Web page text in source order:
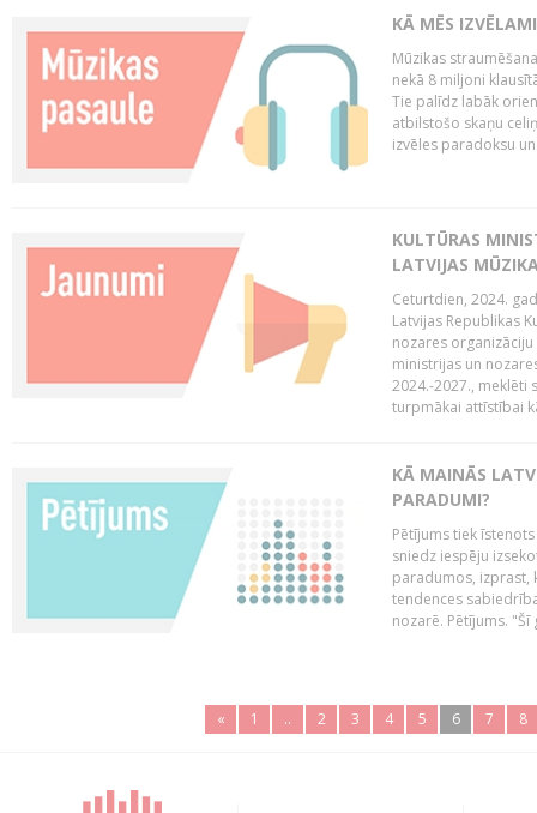
KĀ MĒS
Mūzikas
nekā 8 miljoni
Tie palīdz labāk
atbilstošo skaņu
izvēles paradoksu
KULTŪRAS
LATVIJAS
Ceturtdien, 2024.
Latvijas Republikas
nozares
ministrijas un
2024.-2027., meklēti
turpmākai attīstībai
KĀ MAINĀS
PARADUMI?
Pētījums tiek
sniedz iespēju
paradumos, izprast,
tendences
nozarē. Pētījums.
« 1 .. 2 3 4 5 6 7 8